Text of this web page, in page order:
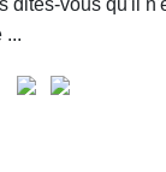
dites-vous qu'il
...